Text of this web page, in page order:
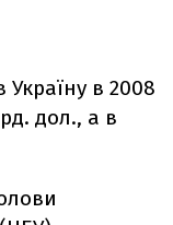
Україну в 2008
дол., а в